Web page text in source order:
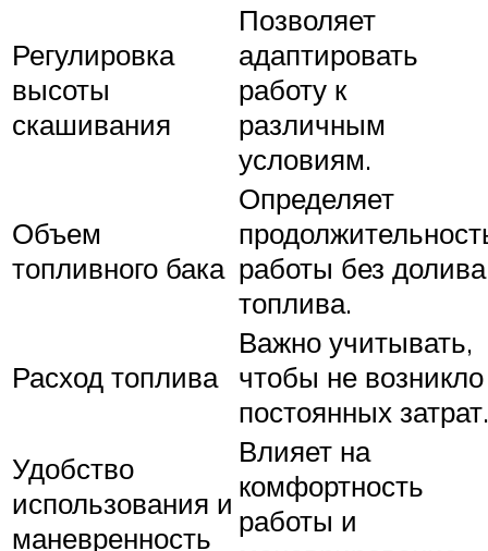
Регулировка
высоты
скашивания
Позволяет
адаптировать
работу к
различным
условиям.
Объем
топливного бака
Определяет
работы без долива
топлива.
Расход топлива
Важно учитывать,
чтобы не возникло
постоянных затрат.
Удобство
использования и
маневренность
Влияет на
комфортность
работы и